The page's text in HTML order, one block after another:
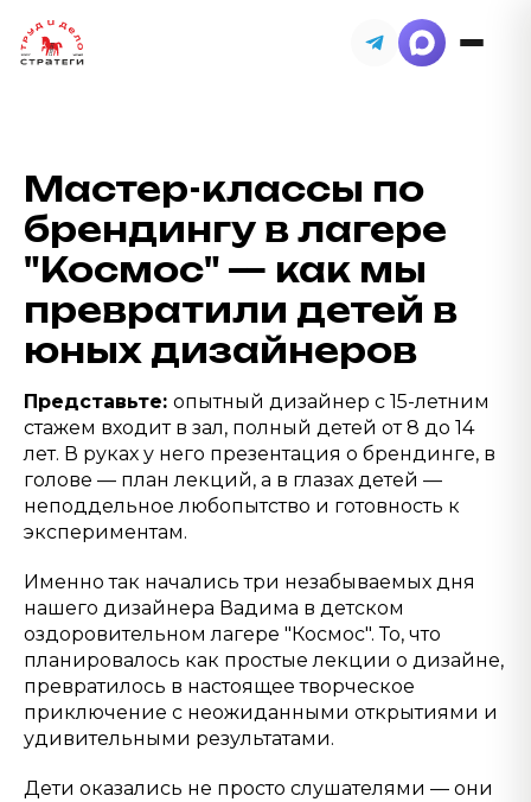
Мастер-классы по
брендингу в лагере
"Космос" — как мы
превратили детей в
юных дизайнеров
Представьте: опытный дизайнер с 15-летним
стажем входит в зал, полный детей от 8 до 14
лет. В руках у него презентация о брендинге, в
голове — план лекций, а в глазах детей —
неподдельное любопытство и готовность к
экспериментам.
Именно так начались три незабываемых дня
нашего дизайнера Вадима в детском
оздоровительном лагере "Космос". То, что
планировалось как простые лекции о дизайне,
превратилось в настоящее творческое
приключение с неожиданными открытиями и
удивительными результатами.
Дети оказались не просто слушателями — они